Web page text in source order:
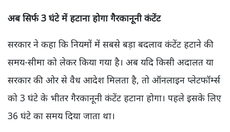
अब सिर्फ 3 घंटे में हटाना होगा गैरकानूनी कंटेंट
सरकार ने कहा कि नियमों में सबसे बड़ा बदलाव कंटेंट हटाने की
समय-सीमा को लेकर किया गया है। अब यदि किसी अदालत या
सरकार की ओर से वैध आदेश मिलता है, तो ऑनलाइन प्लेटफॉर्म्स
को 3 घंटे के भीतर गैरकानूनी कंटेंट हटाना होगा। पहले इसके लिए
36 घंटे का समय दिया जाता था।